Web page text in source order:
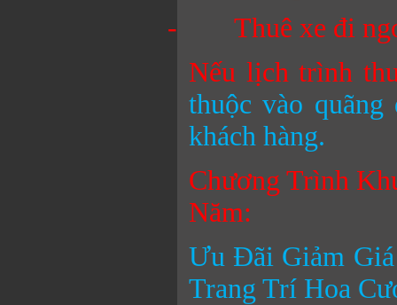
- Thuê xe đi
Nếu lịch trình
thuộc vào
khách hàng.
Chương Trình
Năm:
Ưu Đãi Giảm
Trang Trí Hoa